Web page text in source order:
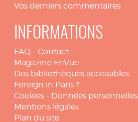
Vos derniers commentaires
INFORMATIONS
FAQ - Contact
Magazine EnVue
Des bibliothèques accessibles
Foreign in Paris ?
Cookies - Données personnelles
Mentions légales
Plan du site